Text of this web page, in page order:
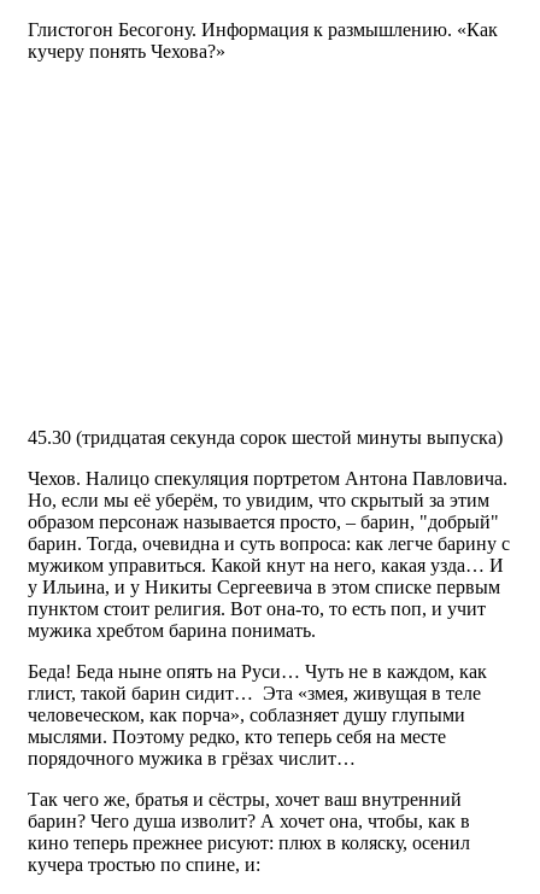
Глистогон Бесогону. Информация к размышлению. «Как
кучеру понять Чехова?»
45.30 (тридцатая секунда сорок шестой минуты выпуска)
Чехов. Налицо спекуляция портретом Антона Павловича.
Но, если мы её уберём, то увидим, что скрытый за этим
образом персонаж называется просто, – барин, "добрый"
барин. Тогда, очевидна и суть вопроса: как легче барину с
мужиком управиться. Какой кнут на него, какая узда… И
у Ильина, и у Никиты Сергеевича в этом списке первым
пунктом стоит религия. Вот она-то, то есть поп, и учит
мужика хребтом барина понимать.
Беда! Беда ныне опять на Руси… Чуть не в каждом, как
глист, такой барин сидит… Эта «змея, живущая в теле
человеческом, как порча», соблазняет душу глупыми
мыслями. Поэтому редко, кто теперь себя на месте
порядочного мужика в грёзах числит…
Так чего же, братья и сёстры, хочет ваш внутренний
барин? Чего душа изволит? А хочет она, чтобы, как в
кино теперь прежнее рисуют: плюх в коляску, осенил
кучера тростью по спине, и: